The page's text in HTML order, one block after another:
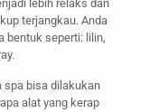
lebih relaks dan
terjangkau. Anda
bentuk seperti: lilin,
spa bisa dilakukan
alat yang kerap